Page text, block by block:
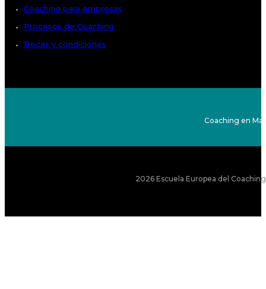
Coaching para empresas
Procesos de Coaching
Becas y condiciones
Coaching en
2026 Escuela Europea del Coaching